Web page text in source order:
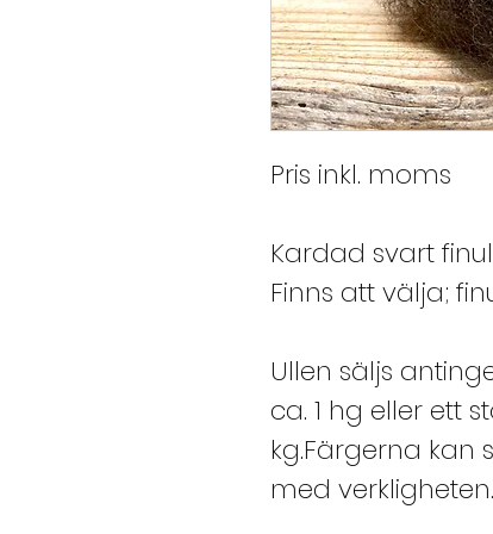
Pris inkl. moms
Kardad svart
Finns att välja;
Ullen säljs
ca. 1 hg eller ett
kg.Färgerna kan
med verkligheten.